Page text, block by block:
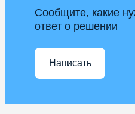
Сообщите, какие
ответ о решении
Написать